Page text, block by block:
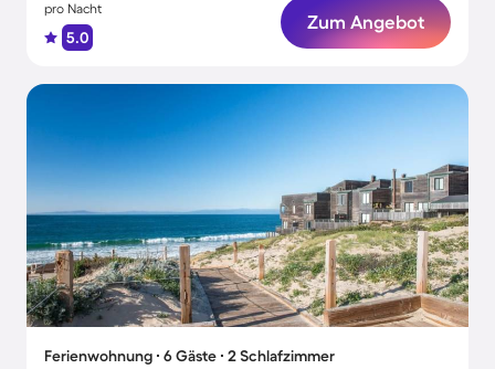
pro Nacht
5.0
Zum Angebot
Ferienwohnung ∙ 6 Gäste ∙ 2 Schlafzimmer